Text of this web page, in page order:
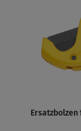
Ersatzbolzen